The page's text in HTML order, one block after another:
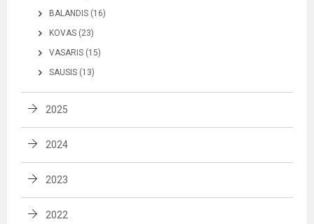
BALANDIS (16)
KOVAS (23)
VASARIS (15)
SAUSIS (13)
2025
2024
2023
2022